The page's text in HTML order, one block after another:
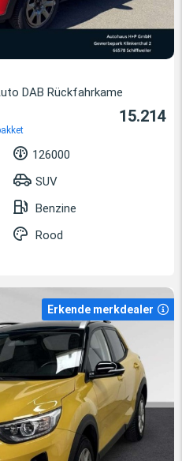
DAB Rückfahrkame
15.214
126000
SUV
Benzine
Rood
Erkende merkdealer